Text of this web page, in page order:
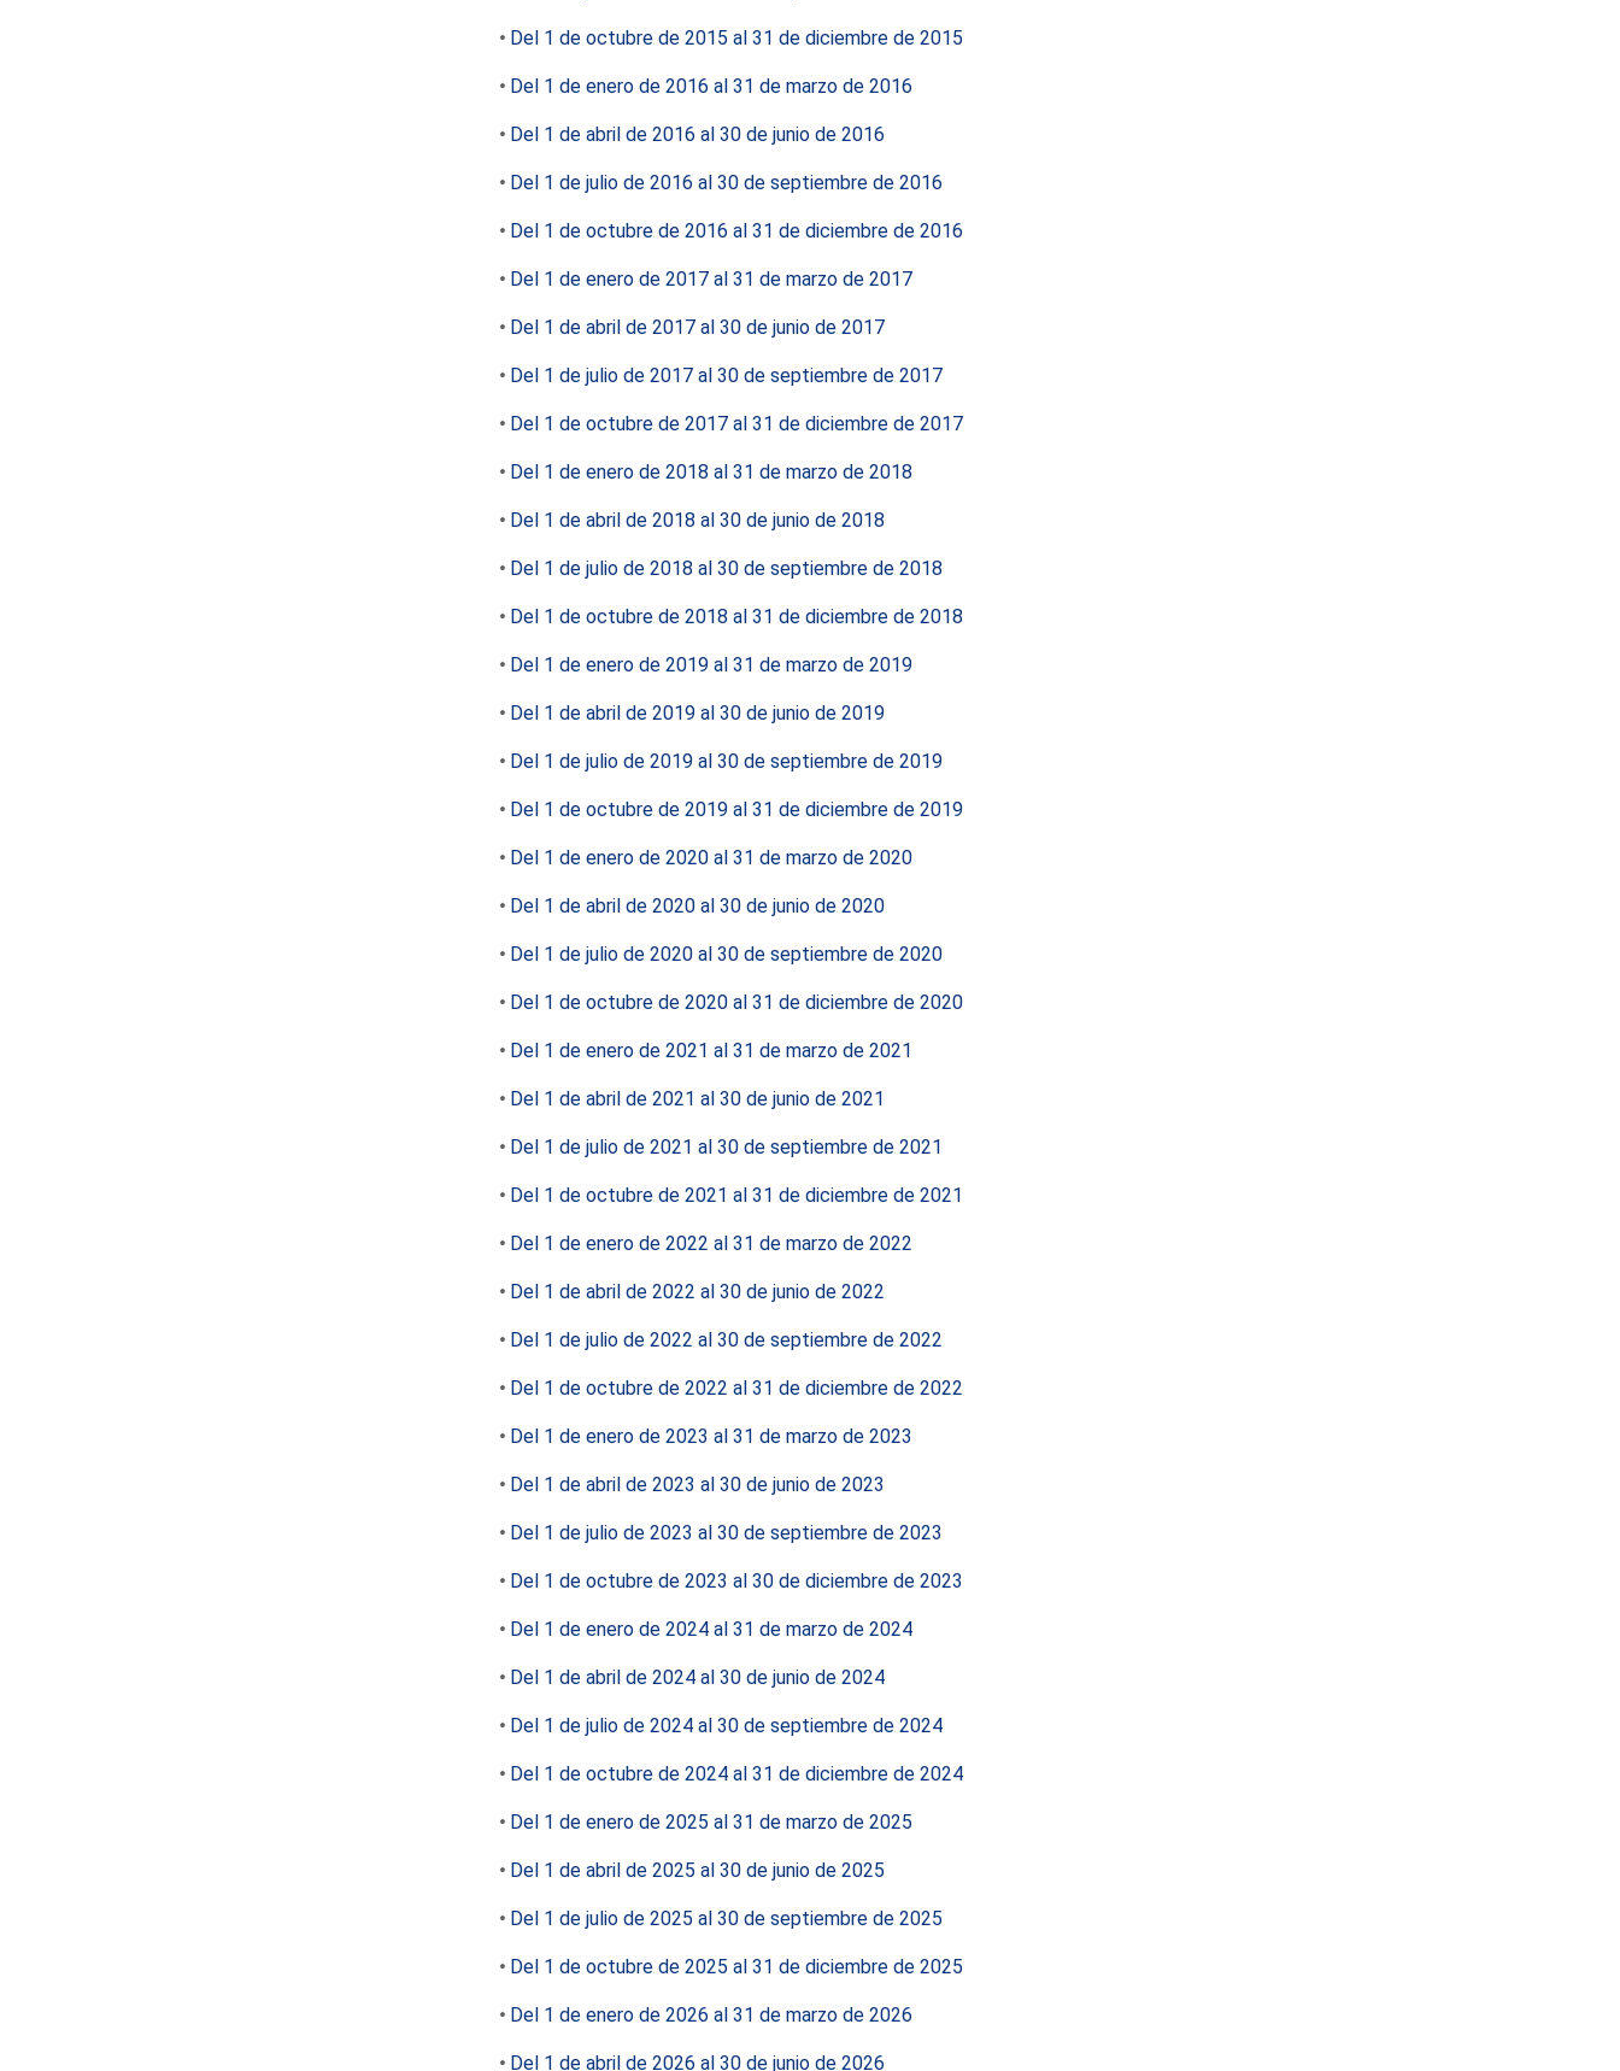
Del 1 de octubre de 2015 al 31 de diciembre de 2015
Del 1 de enero de 2016 al 31 de marzo de 2016
Del 1 de abril de 2016 al 30 de junio de 2016
Del 1 de julio de 2016 al 30 de septiembre de 2016
Del 1 de octubre de 2016 al 31 de diciembre de 2016
Del 1 de enero de 2017 al 31 de marzo de 2017
Del 1 de abril de 2017 al 30 de junio de 2017
Del 1 de julio de 2017 al 30 de septiembre de 2017
Del 1 de octubre de 2017 al 31 de diciembre de 2017
Del 1 de enero de 2018 al 31 de marzo de 2018
Del 1 de abril de 2018 al 30 de junio de 2018
Del 1 de julio de 2018 al 30 de septiembre de 2018
Del 1 de octubre de 2018 al 31 de diciembre de 2018
Del 1 de enero de 2019 al 31 de marzo de 2019
Del 1 de abril de 2019 al 30 de junio de 2019
Del 1 de julio de 2019 al 30 de septiembre de 2019
Del 1 de octubre de 2019 al 31 de diciembre de 2019
Del 1 de enero de 2020 al 31 de marzo de 2020
Del 1 de abril de 2020 al 30 de junio de 2020
Del 1 de julio de 2020 al 30 de septiembre de 2020
Del 1 de octubre de 2020 al 31 de diciembre de 2020
Del 1 de enero de 2021 al 31 de marzo de 2021
Del 1 de abril de 2021 al 30 de junio de 2021
Del 1 de julio de 2021 al 30 de septiembre de 2021
Del 1 de octubre de 2021 al 31 de diciembre de 2021
Del 1 de enero de 2022 al 31 de marzo de 2022
Del 1 de abril de 2022 al 30 de junio de 2022
Del 1 de julio de 2022 al 30 de septiembre de 2022
Del 1 de octubre de 2022 al 31 de diciembre de 2022
Del 1 de enero de 2023 al 31 de marzo de 2023
Del 1 de abril de 2023 al 30 de junio de 2023
Del 1 de julio de 2023 al 30 de septiembre de 2023
Del 1 de octubre de 2023 al 30 de diciembre de 2023
Del 1 de enero de 2024 al 31 de marzo de 2024
Del 1 de abril de 2024 al 30 de junio de 2024
Del 1 de julio de 2024 al 30 de septiembre de 2024
Del 1 de octubre de 2024 al 31 de diciembre de 2024
Del 1 de enero de 2025 al 31 de marzo de 2025
Del 1 de abril de 2025 al 30 de junio de 2025
Del 1 de julio de 2025 al 30 de septiembre de 2025
Del 1 de octubre de 2025 al 31 de diciembre de 2025
Del 1 de enero de 2026 al 31 de marzo de 2026
Del 1 de abril de 2026 al 30 de junio de 2026